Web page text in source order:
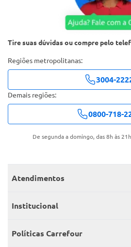
Tire suas dúvidas ou compre pelo
Regiões metropolitanas:
3004-
Demais regiões:
0800-718-
De segunda a domingo, das 8h às
Atendimentos
Meus pedidos
Institucional
Grupo Carrefour Brasil
Políticas Carrefour